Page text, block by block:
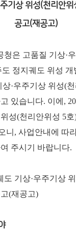
기상 위성(천리안위
공고(재공고)
청은 고품질 기상·
도 정지궤도 위성
상·우주기상 위성(
있습니다. 이에,
성(천리안위성 5
니, 사업안내에 따
주시기 바랍니다.
도 기상·우주기상
(재공고)